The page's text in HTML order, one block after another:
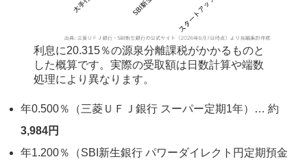
利息に20.315％の源泉分離課税がかかるものと
した概算です。実際の受取額は日数計算や端数
処理により異なります。
年0.500％（三菱ＵＦＪ銀行 スーパー定期1年）… 約
3,984円
年1.200％（SBI新生銀行 パワーダイレクト円定期預金